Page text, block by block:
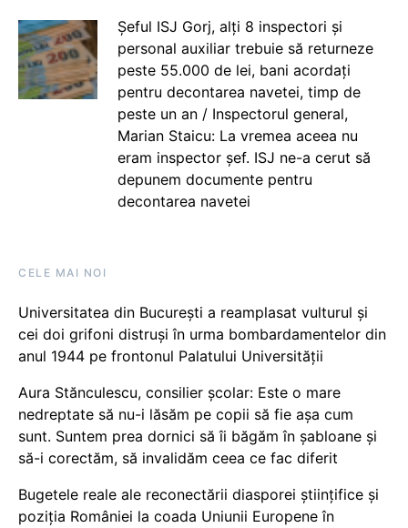
Șeful ISJ Gorj, alți 8 inspectori și
personal auxiliar trebuie să returneze
peste 55.000 de lei, bani acordați
pentru decontarea navetei, timp de
peste un an / Inspectorul general,
Marian Staicu: La vremea aceea nu
eram inspector șef. ISJ ne-a cerut să
depunem documente pentru
decontarea navetei
CELE MAI NOI
Universitatea din București a reamplasat vulturul și
cei doi grifoni distruși în urma bombardamentelor din
anul 1944 pe frontonul Palatului Universității
Aura Stănculescu, consilier școlar: Este o mare
nedreptate să nu-i lăsăm pe copii să fie așa cum
sunt. Suntem prea dornici să îi băgăm în șabloane și
să-i corectăm, să invalidăm ceea ce fac diferit
Bugetele reale ale reconectării diasporei științifice și
poziția României la coada Uniunii Europene în